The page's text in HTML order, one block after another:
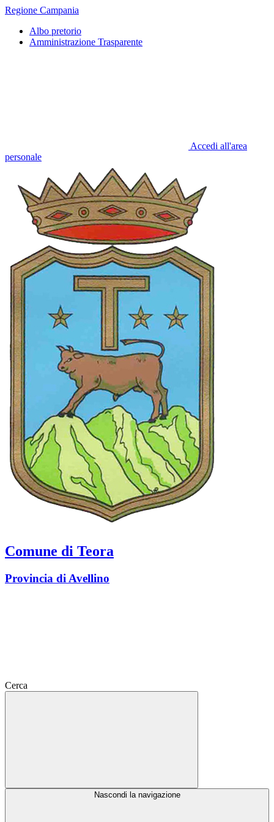
Regione Campania
Albo pretorio
Amministrazione Trasparente
Accedi all'area
personale
Comune di Teora
Provincia di Avellino
Cerca
Nascondi la navigazione